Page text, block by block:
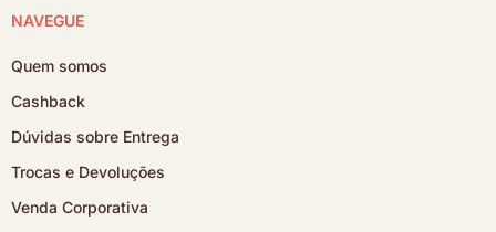
NAVEGUE
Quem somos
Cashback
Dúvidas sobre Entrega
Trocas e Devoluções
Venda Corporativa